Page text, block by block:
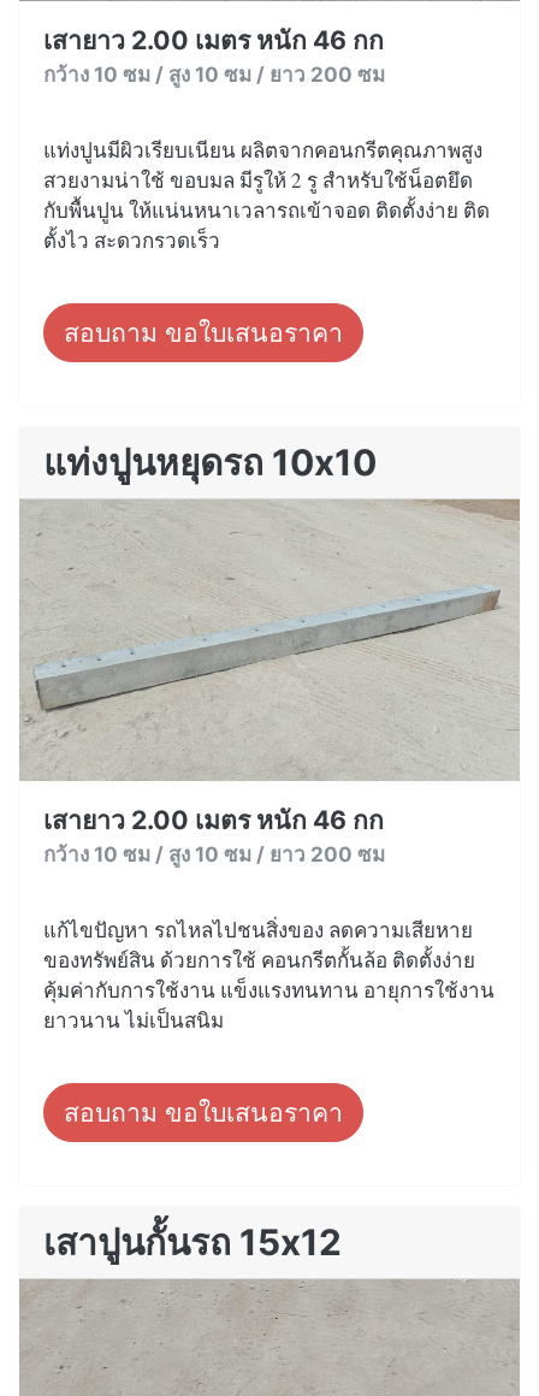
เสายาว 2.00 เมตร หนัก 46 กก
กว้าง 10 ซม / สูง 10 ซม / ยาว 200 ซม
แท่งปูนมีผิวเรียบเนียน ผลิตจากคอนกรีตคุณภาพสูง
สวยงามน่าใช้ ขอบมล มีรูให้ 2 รู สำหรับใช้น็อตยึด
กับพื้นปูน ให้แน่นหนาเวลารถเข้าจอด ติดตั้งง่าย ติด
ตั้งไว สะดวกรวดเร็ว
สอบถาม ขอใบเสนอราคา
แท่งปูนหยุดรถ 10x10
เสายาว 2.00 เมตร หนัก 46 กก
กว้าง 10 ซม / สูง 10 ซม / ยาว 200 ซม
แก้ไขปัญหา รถไหลไปชนสิ่งของ ลดความเสียหาย
ของทรัพย์สิน ด้วยการใช้ คอนกรีตกั้นล้อ ติดตั้งง่าย
คุ้มค่ากับการใช้งาน แข็งแรงทนทาน อายุการใช้งาน
ยาวนาน ไม่เป็นสนิม
สอบถาม ขอใบเสนอราคา
เสาปูนกั้นรถ 15x12